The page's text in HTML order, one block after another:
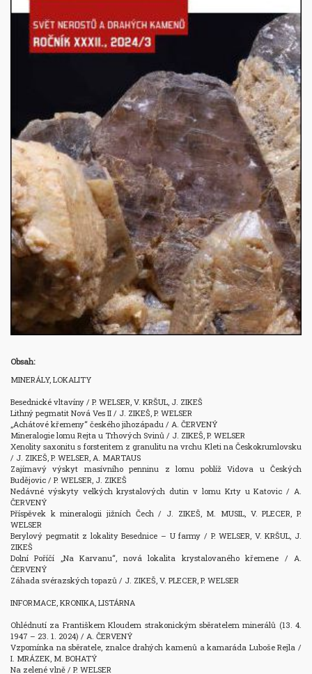
Obsah:
MINERÁLY, LOKALITY
Besednické vltavíny / P. WELSER, V. KRŠUL, J. ZIKEŠ
Lithný pegmatit Nová Ves II / J. ZIKEŠ, P. WELSER
„Achátové křemeny“ českého jihozápadu / A. ČERVENÝ
Mineralogie lomu Rejta u Trhových Svinů / J. ZIKEŠ, P. WELSER
Xenolity saxonitu s forsteritem z granulitu na vrchu Kleti na Českokrumlovsku
/ J. ZIKEŠ, P. WELSER, A. MARTAUS
Zajímavý výskyt masívního penninu z lomu poblíž Vidova u Českých
Budějovic / P. WELSER, J. ZIKEŠ
Nedávné výskyty velkých krystalových dutin v lomu Krty u Katovic / A.
ČERVENÝ
Příspěvek k mineralogii jižních Čech / J. ZIKEŠ, M. MUSIL, V. PLECER, P.
WELSER
Berylový pegmatit z lokality Besednice – U farmy / P. WELSER, V. KRŠUL, J.
ZIKEŠ
Dolní Poříčí „Na Karvanu“, nová lokalita krystalovaného křemene / A.
ČERVENÝ
Záhada svérazských topazů / J. ZIKEŠ, V. PLECER, P. WELSER
INFORMACE, KRONIKA, LISTÁRNA
Ohlédnutí za Františkem Kloudem strakonickým sběratelem minerálů (13. 4.
1947 – 23. 1. 2024) / A. ČERVENÝ
Vzpomínka na sběratele, znalce drahých kamenů a kamaráda Luboše Rejla /
I. MRÁZEK, M. BOHATÝ